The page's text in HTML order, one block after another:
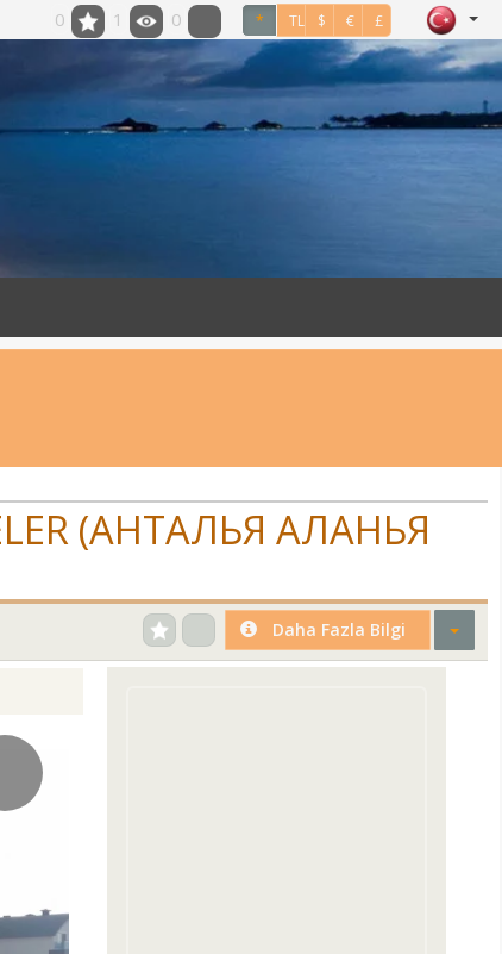
0 1 0 * TL $ € £
(АНТАЛЬЯ АЛАНЬЯ
Daha Fazla Bilgi